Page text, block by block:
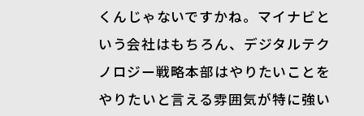
くんじゃないですかね。マイナビと
いう会社はもちろん、デジタルテク
ノロジー戦略本部はやりたいことを
やりたいと言える雰囲気が特に強い